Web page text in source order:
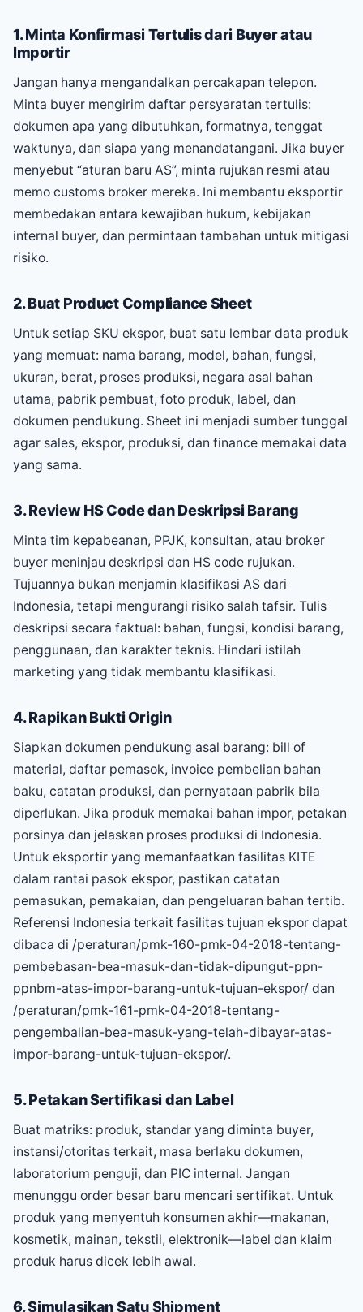
1. Minta Konfirmasi Tertulis dari Buyer atau
Importir
Jangan hanya mengandalkan percakapan telepon.
Minta buyer mengirim daftar persyaratan tertulis:
dokumen apa yang dibutuhkan, formatnya, tenggat
waktunya, dan siapa yang menandatangani. Jika buyer
menyebut “aturan baru AS”, minta rujukan resmi atau
memo customs broker mereka. Ini membantu eksportir
membedakan antara kewajiban hukum, kebijakan
internal buyer, dan permintaan tambahan untuk mitigasi
risiko.
2. Buat Product Compliance Sheet
Untuk setiap SKU ekspor, buat satu lembar data produk
yang memuat: nama barang, model, bahan, fungsi,
ukuran, berat, proses produksi, negara asal bahan
utama, pabrik pembuat, foto produk, label, dan
dokumen pendukung. Sheet ini menjadi sumber tunggal
agar sales, ekspor, produksi, dan finance memakai data
yang sama.
3. Review HS Code dan Deskripsi Barang
Minta tim kepabeanan, PPJK, konsultan, atau broker
buyer meninjau deskripsi dan HS code rujukan.
Tujuannya bukan menjamin klasifikasi AS dari
Indonesia, tetapi mengurangi risiko salah tafsir. Tulis
deskripsi secara faktual: bahan, fungsi, kondisi barang,
penggunaan, dan karakter teknis. Hindari istilah
marketing yang tidak membantu klasifikasi.
4. Rapikan Bukti Origin
Siapkan dokumen pendukung asal barang: bill of
material, daftar pemasok, invoice pembelian bahan
baku, catatan produksi, dan pernyataan pabrik bila
diperlukan. Jika produk memakai bahan impor, petakan
porsinya dan jelaskan proses produksi di Indonesia.
Untuk eksportir yang memanfaatkan fasilitas KITE
dalam rantai pasok ekspor, pastikan catatan
pemasukan, pemakaian, dan pengeluaran bahan tertib.
Referensi Indonesia terkait fasilitas tujuan ekspor dapat
dibaca di /peraturan/pmk-160-pmk-04-2018-tentang-
pembebasan-bea-masuk-dan-tidak-dipungut-ppn-
ppnbm-atas-impor-barang-untuk-tujuan-ekspor/ dan
/peraturan/pmk-161-pmk-04-2018-tentang-
pengembalian-bea-masuk-yang-telah-dibayar-atas-
impor-barang-untuk-tujuan-ekspor/.
5. Petakan Sertifikasi dan Label
Buat matriks: produk, standar yang diminta buyer,
instansi/otoritas terkait, masa berlaku dokumen,
laboratorium penguji, dan PIC internal. Jangan
menunggu order besar baru mencari sertifikat. Untuk
produk yang menyentuh konsumen akhir—makanan,
kosmetik, mainan, tekstil, elektronik—label dan klaim
produk harus dicek lebih awal.
6. Simulasikan Satu Shipment